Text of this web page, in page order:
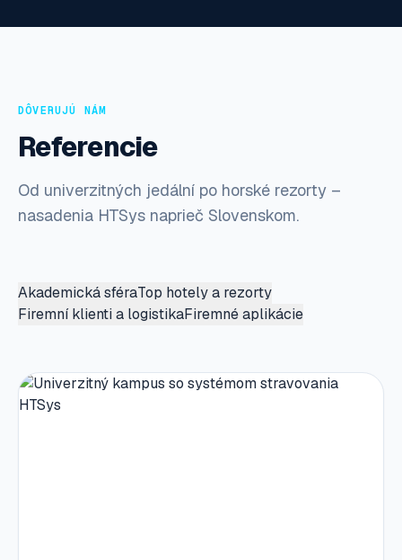
DÔVERUJÚ NÁM
Referencie
Od univerzitných jedální po horské rezorty –
nasadenia HTSys naprieč Slovenskom.
Akademická sféraTop hotely a rezorty
Firemní klienti a logistikaFiremné aplikácie